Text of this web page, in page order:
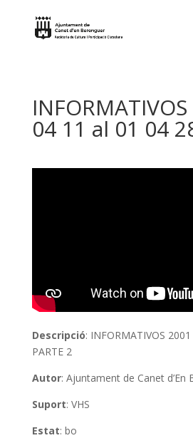
04 11 al 01 04
Descripció: INFORMATIVOS
PARTE 2
Autor: Ajuntament de Canet d’En
Suport: VHS
Estat: bo